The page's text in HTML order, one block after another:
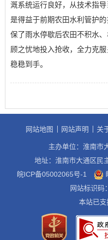
溉系统运行良好，从技术指
是得益于前期农田水利管护
保了雨水停歇后农田不积水
顾之忧地投入抢收，全力克
稳稳到手。
网站地图 网站声明 关
主办单位：淮南市
地址：淮南市大通区民
皖ICP备05002065号-1
网站标识码
本站已支